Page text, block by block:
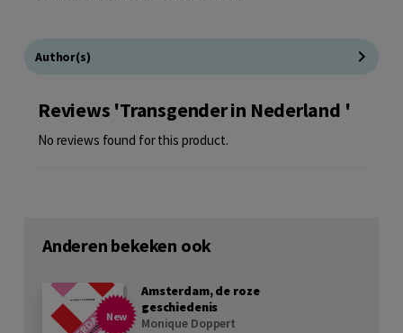
Author(s)
Reviews 'Transgender in Nederland '
No reviews found for this product.
Anderen bekeken ook
New
Amsterdam, de roze
geschiedenis
Monique Doppert